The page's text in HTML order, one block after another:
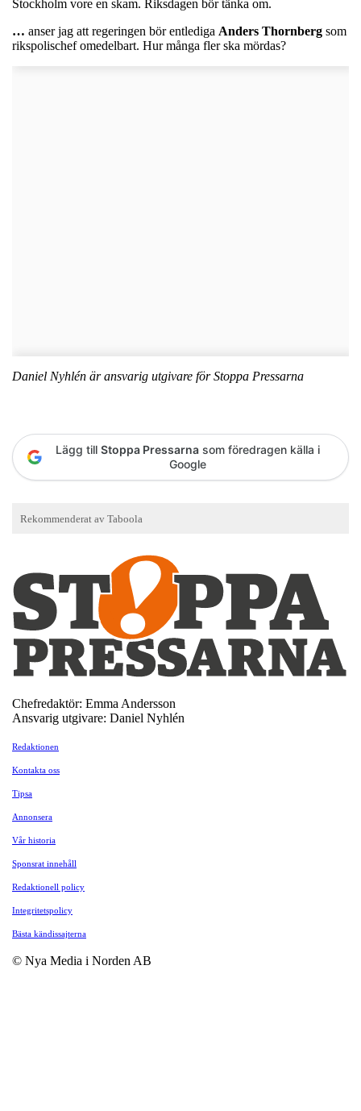
Stockholm vore en skam. Riksdagen bör tänka om.
… anser jag att regeringen bör entlediga Anders Thornberg som
rikspolischef omedelbart. Hur många fler ska mördas?
Daniel Nyhlén är ansvarig utgivare för Stoppa Pressarna
Lägg till Stoppa Pressarna som föredragen källa i
Google
Chefredaktör: Emma Andersson
Ansvarig utgivare: Daniel Nyhlén
Redaktionen
Kontakta oss
Tipsa
Annonsera
Vår historia
Sponsrat innehåll
Redaktionell policy
Integritetspolicy
Bästa kändissajterna
© Nya Media i Norden AB